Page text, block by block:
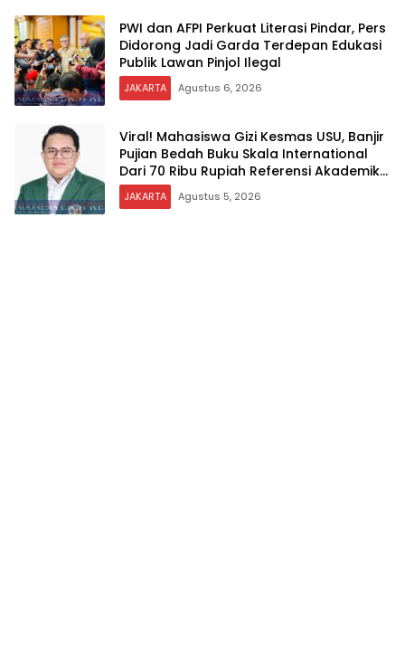
PWI dan AFPI Perkuat Literasi Pindar, Pers
Didorong Jadi Garda Terdepan Edukasi
Publik Lawan Pinjol Ilegal
JAKARTA Agustus 6, 2026
Viral! Mahasiswa Gizi Kesmas USU, Banjir
Pujian Bedah Buku Skala International
Dari 70 Ribu Rupiah Referensi Akademik
Dunia
JAKARTA Agustus 5, 2026